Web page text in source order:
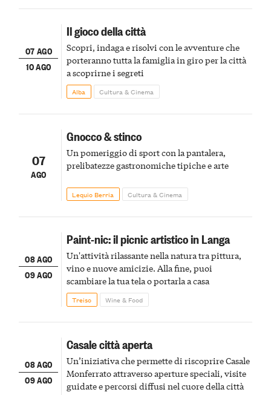
07 AGO
10 AGO
Il gioco della città
Scopri, indaga e risolvi con le avventure che
porteranno tutta la famiglia in giro per la città
a scoprirne i segreti
Alba Cultura & Cinema
07
AGO
Gnocco & stinco
Un pomeriggio di sport con la pantalera,
prelibatezze gastronomiche tipiche e arte
Lequio Berria Cultura & Cinema
08 AGO
09 AGO
Paint-nic: il picnic artistico in Langa
Un'attività rilassante nella natura tra pittura,
vino e nuove amicizie. Alla fine, puoi
scambiare la tua tela o portarla a casa
Treiso Wine & Food
08 AGO
09 AGO
Casale città aperta
Un’iniziativa che permette di riscoprire Casale
Monferrato attraverso aperture speciali, visite
guidate e percorsi diffusi nel cuore della città